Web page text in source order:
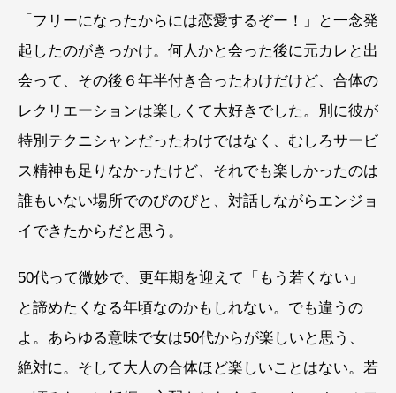
「フリーになったからには恋愛するぞー！」と一念発
起したのがきっかけ。何人かと会った後に元カレと出
会って、その後６年半付き合ったわけだけど、合体の
レクリエーションは楽しくて大好きでした。別に彼が
特別テクニシャンだったわけではなく、むしろサービ
ス精神も足りなかったけど、それでも楽しかったのは
誰もいない場所でのびのびと、対話しながらエンジョ
イできたからだと思う。
50代って微妙で、更年期を迎えて「もう若くない」
と諦めたくなる年頃なのかもしれない。でも違うの
よ。あらゆる意味で女は50代からが楽しいと思う、
絶対に。そして大人の合体ほど楽しいことはない。若